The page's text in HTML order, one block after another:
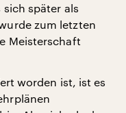
später als
zum letzten
Meisterschaft
worden ist, ist es